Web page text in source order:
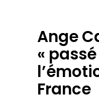
Ange
«
France